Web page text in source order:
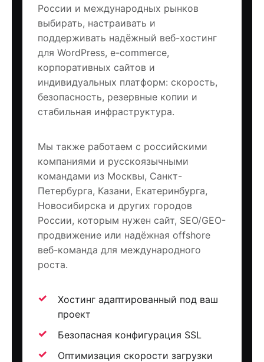
России и международных рынков
выбирать, настраивать и
поддерживать надёжный веб-хостинг
для WordPress, e-commerce,
корпоративных сайтов и
индивидуальных платформ: скорость,
безопасность, резервные копии и
стабильная инфраструктура.
Мы также работаем с российскими
компаниями и русскоязычными
командами из Москвы, Санкт-
Петербурга, Казани, Екатеринбурга,
Новосибирска и других городов
России, которым нужен сайт, SEO/GEO-
продвижение или надёжная offshore
веб-команда для международного
роста.
Хостинг адаптированный под ваш
проект
Безопасная конфигурация SSL
Оптимизация скорости загрузки